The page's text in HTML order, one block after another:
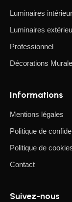
modèles uniques
appréciés par les
Nous avons
marques fiables,
luminaire garantit
espace soit
Luminaires intérieur
Luminaires
Professionnel
Décorations
Informations
Mentions légales
Politique de
Politique de
Contact
Suivez-nous